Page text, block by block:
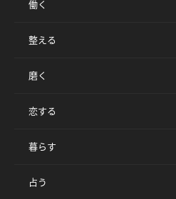
働く
整える
磨く
恋する
暮らす
占う